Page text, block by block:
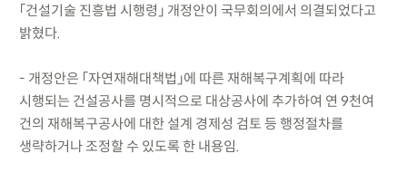
「건설기술 진흥법 시행령」 개정안이 국무회의에서 의결되었다고
밝혔다.
- 개정안은 「자연재해대책법」에 따른 재해복구계획에 따라
시행되는 건설공사를 명시적으로 대상공사에 추가하여 연 9천여
건의 재해복구공사에 대한 설계 경제성 검토 등 행정절차를
생략하거나 조정할 수 있도록 한 내용임.